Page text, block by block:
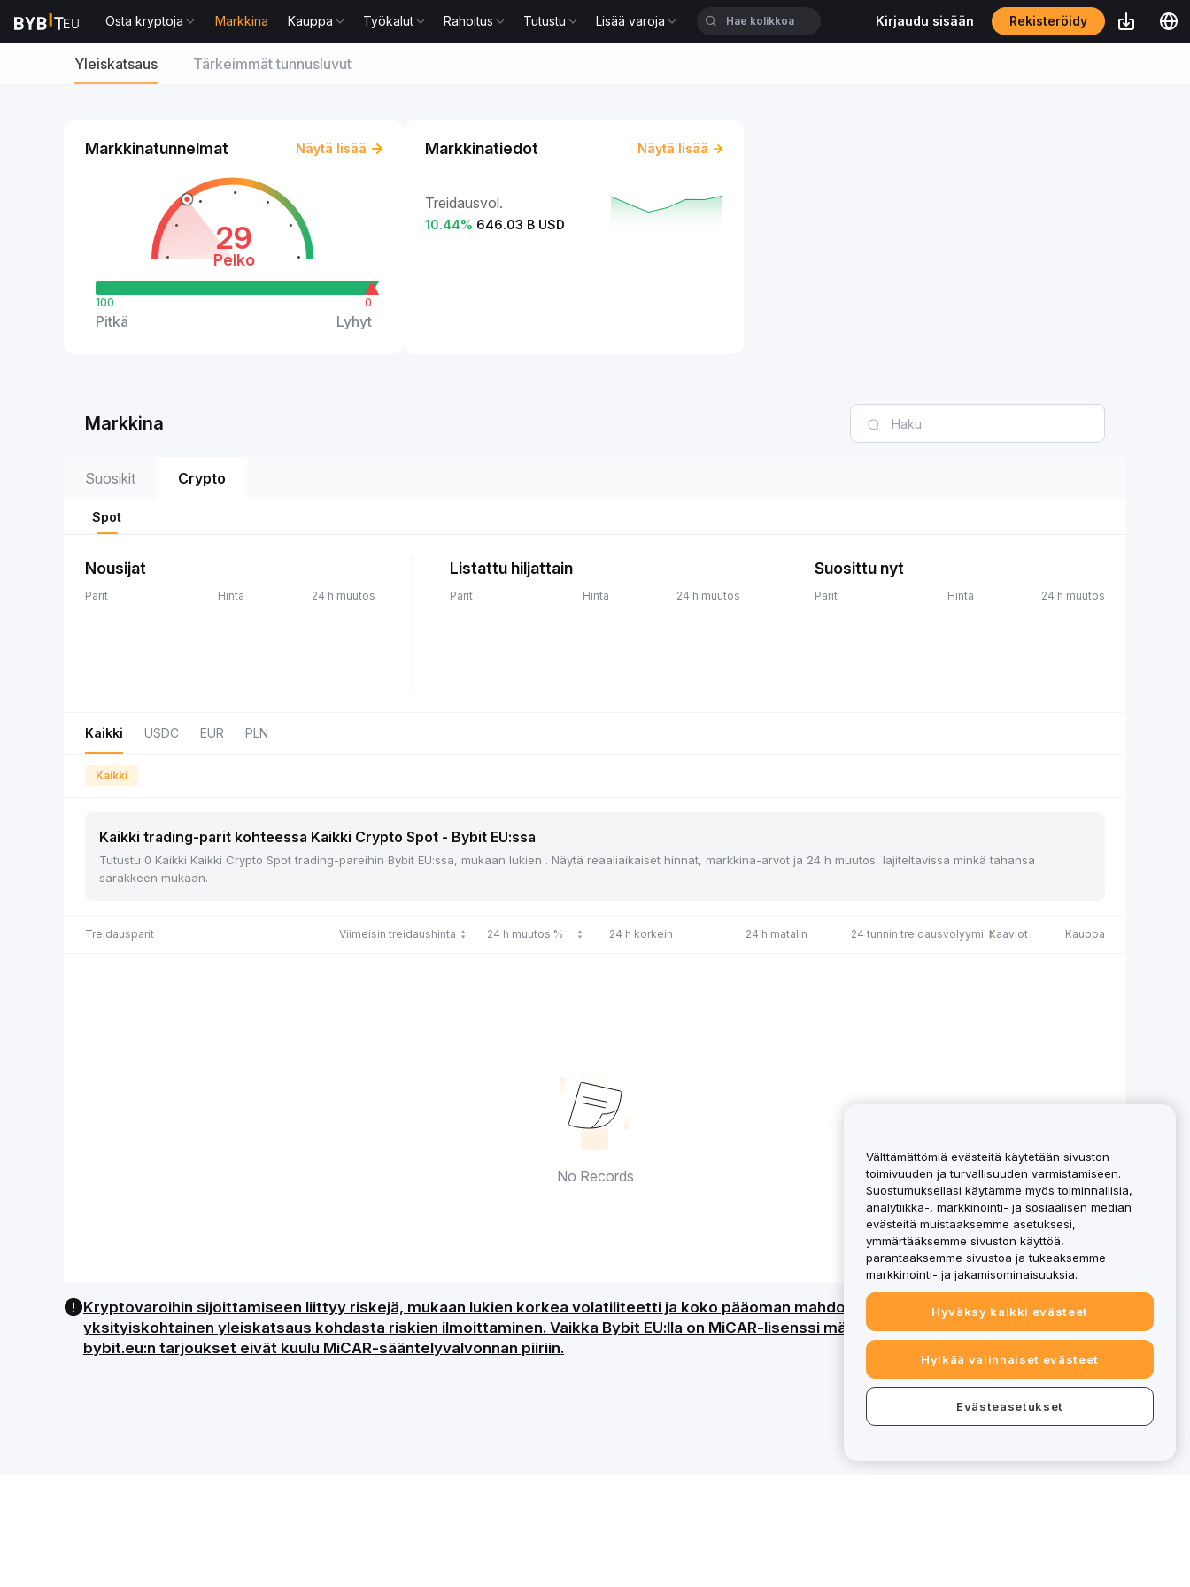
Osta kryptoja Markkina Kauppa Työkalut Rahoitus Tutustu Lisää varoja Kirjaudu sisään Rekisteröidy
Yleiskatsaus Tärkeimmät tunnusluvut
Markkinatunnelmat Näytä lisää
29
Pelko
100
Pitkä
0
Lyhyt
Markkinatiedot Näytä lisää
Treidausvol.
10.44% 646.03 B USD
Markkina
Suosikit Crypto
Spot
Nousijat
Parit Hinta 24 h muutos
Listattu hiljattain
Parit Hinta 24 h muutos
Suosittu nyt
Parit Hinta 24 h muutos
Kaikki USDC EUR PLN
Kaikki
Kaikki trading-parit kohteessa Kaikki Crypto Spot - Bybit EU:ssa
Tutustu 0 Kaikki Kaikki Crypto Spot trading-pareihin Bybit EU:ssa, mukaan lukien . Näytä reaaliaikaiset hinnat, markkina-arvot ja 24 h muutos, lajiteltavissa minkä tahansa
sarakkeen mukaan.
Treidausparit Viimeisin treidaushinta 24 h muutos % 24 h korkein 24 h matalin 24 tunnin treidausvolyymi Kaaviot Kauppa
No Records
Kryptovaroihin sijoittamiseen liittyy riskejä, mukaan lukien korkea volatiliteetti ja koko pääoman mahdollinen menetys. Katso
yksityiskohtainen yleiskatsaus kohdasta riskien ilmoittaminen. Vaikka Bybit EU:lla on MiCAR-lisenssi määritettyjä palveluja varten, tietyt
bybit.eu:n tarjoukset eivät kuulu MiCAR-sääntelyvalvonnan piiriin.
Välttämättömiä evästeitä käytetään sivuston
toimivuuden ja turvallisuuden varmistamiseen.
Suostumuksellasi käytämme myös toiminnallisia,
analytiikka-, markkinointi- ja sosiaalisen median
evästeitä muistaaksemme asetuksesi,
ymmärtääksemme sivuston käyttöä,
parantaaksemme sivustoa ja tukeaksemme
markkinointi- ja jakamisominaisuuksia.
Hyväksy kaikki evästeet
Hylkää valinnaiset evästeet
Evästeasetukset